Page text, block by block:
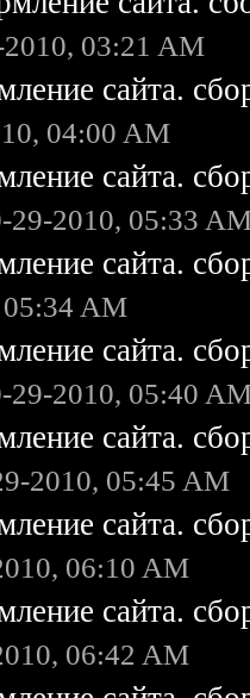
03:21 AM
сайта.
04:00 AM
сайта.
29-2010, 05:33
сайта.
AM
сайта.
29-2010, 05:40
сайта.
2010, 05:45 AM
сайта.
06:10 AM
сайта.
06:42 AM